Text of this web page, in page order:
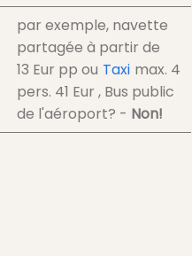
par exemple, navette
partagée à partir de
13 Eur pp ou Taxi max. 4
pers. 41 Eur , Bus public
de l'aéroport? - Non!